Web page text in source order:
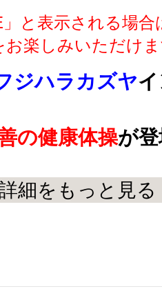
と表示される場合
お楽しみいただけ
ジハラカズヤ
の健康体操が
ずく、疲れやすく
ご紹介します。
太もも、腹筋、背
細をもっと見る